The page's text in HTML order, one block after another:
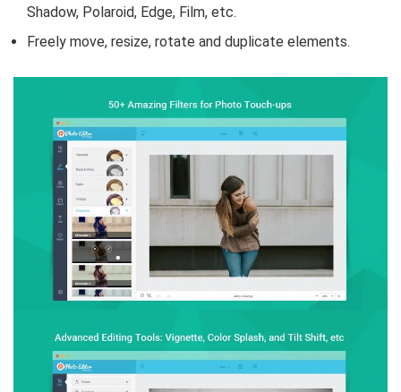
Shadow, Polaroid, Edge, Film, etc.
Freely move, resize, rotate and duplicate elements.